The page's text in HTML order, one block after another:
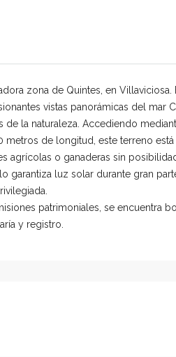
zona de Quintes, en
vistas panorámicas del mar
de la naturaleza. Accediendo
metros de longitud, este terreno
agrícolas o ganaderas sin
garantiza luz solar durante gran
patrimoniales, se encuentra
y registro.